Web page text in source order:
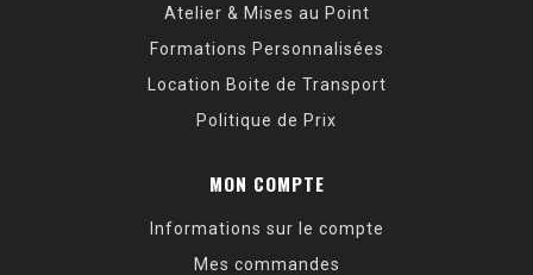
Atelier & Mises au Point
Formations Personnalisées
Location Boite de Transport
Politique de Prix
MON COMPTE
Informations sur le compte
Mes commandes